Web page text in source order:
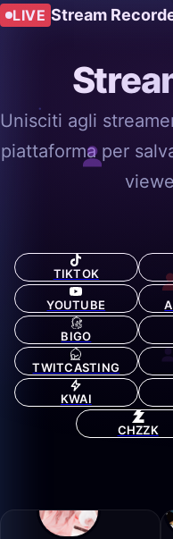
LIVE Stream
Unisciti agli
piattaforma per
TIKTOK
YOUTUBE
BIGO
TWITCASTING
KWAI
CHZZK